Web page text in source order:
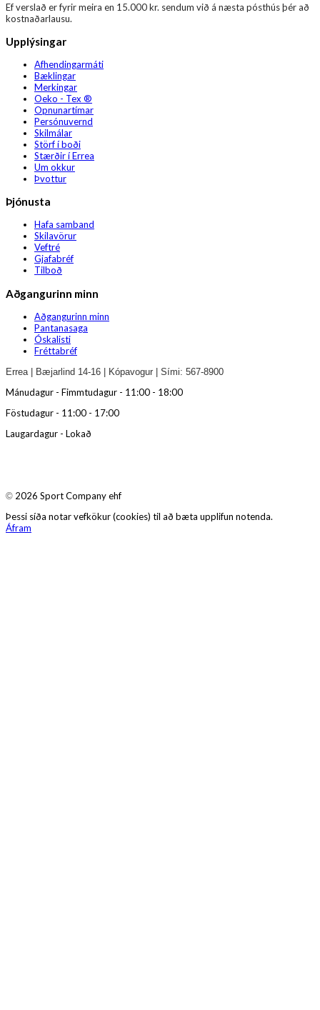
Ef verslað er fyrir meira en 15.000 kr. sendum við á næsta pósthús þér að
kostnaðarlausu.
Upplýsingar
Afhendingarmáti
Bæklingar
Merkingar
Oeko - Tex ®
Opnunartímar
Persónuvernd
Skilmálar
Störf í boði
Stærðir í Errea
Um okkur
Þvottur
Þjónusta
Hafa samband
Skilavörur
Veftré
Gjafabréf
Tilboð
Aðgangurinn minn
Aðgangurinn minn
Pantanasaga
Óskalisti
Fréttabréf
Errea | Bæjarlind 14-16 | Kópavogur | Sími: 567-8900
Mánudagur - Fimmtudagur - 11:00 - 18:00
Föstudagur - 11:00 - 17:00
Laugardagur - Lokað
© 2026 Sport Company ehf
Þessi síða notar vefkökur (cookies) til að bæta upplifun notenda.
Áfram